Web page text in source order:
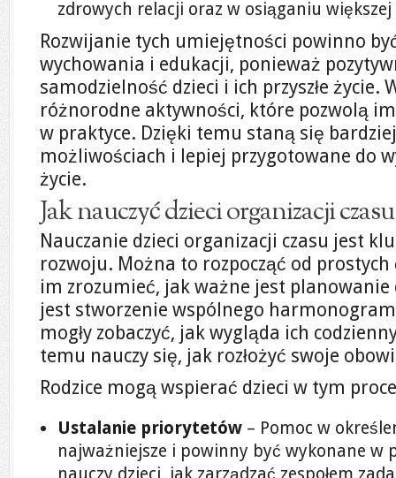
zdrowych relacji oraz w osiąganiu
Rozwijanie tych umiejętności powinno
wychowania i edukacji, ponieważ
samodzielność dzieci i ich przyszłe życie.
różnorodne aktywności, które pozwolą
w praktyce. Dzięki temu staną się
możliwościach i lepiej przygotowane do
życie.
Jak nauczyć dzieci organizacji
Nauczanie dzieci organizacji czasu jest
rozwoju. Można to rozpocząć od
im zrozumieć, jak ważne jest
jest stworzenie wspólnego
mogły zobaczyć, jak wygląda ich
temu nauczy się, jak rozłożyć swoje
Rodzice mogą wspierać dzieci w tym
Ustalanie priorytetów – Pomoc w
najważniejsze i powinny być wykonane w